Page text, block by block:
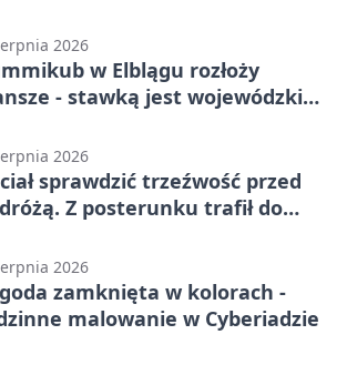
2026
w Elblągu rozłoży
- stawką jest wojewódzki
2026
sprawdzić trzeźwość przed
Z posterunku trafił do
2026
zamknięta w kolorach -
malowanie w Cyberiadzie